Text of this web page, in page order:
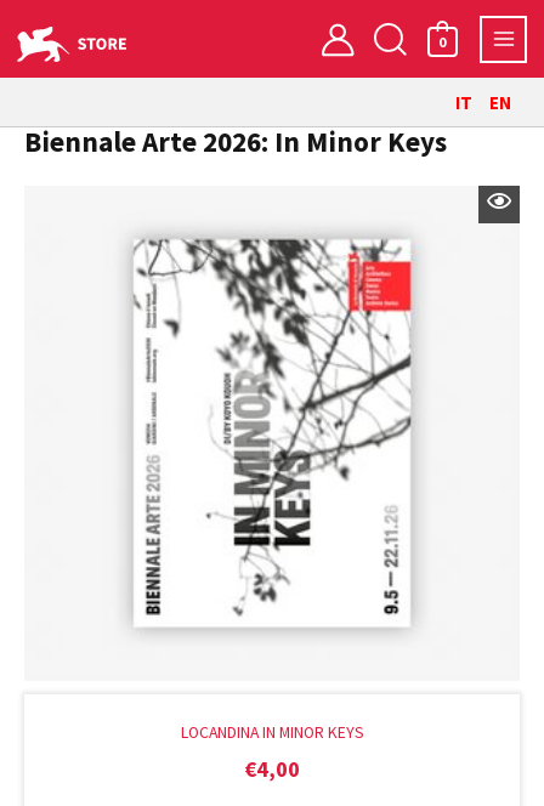
Cerca 0
IT EN
Biennale Arte 2026: In Minor Keys
LOCANDINA IN MINOR KEYS
€4,00